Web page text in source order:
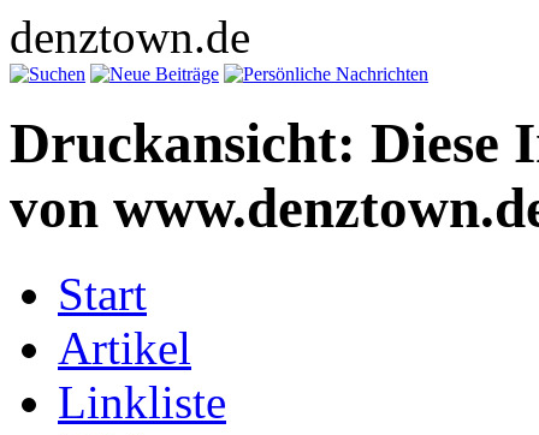
denztown.de
Druckansicht: Diese
von
Start
Artikel
Linkliste